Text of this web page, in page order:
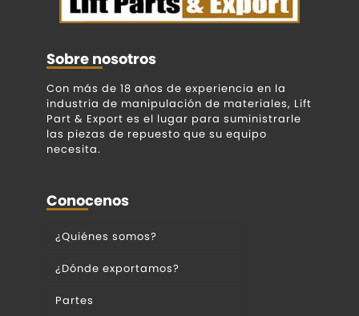
Sobre nosotros
Con más de 18 años de experiencia en la
industria de manipulación de materiales, Lift
Part & Export es el lugar para suministrarle
las piezas de repuesto que su equipo
necesita.
Conocenos
¿Quiénes somos?
¿Dónde exportamos?
Partes